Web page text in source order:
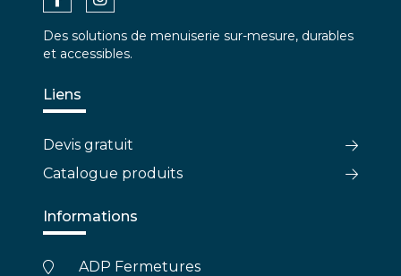
Des solutions de menuiserie sur-mesure, durables
et accessibles.
Liens
Devis gratuit
Catalogue produits
Informations
ADP Fermetures